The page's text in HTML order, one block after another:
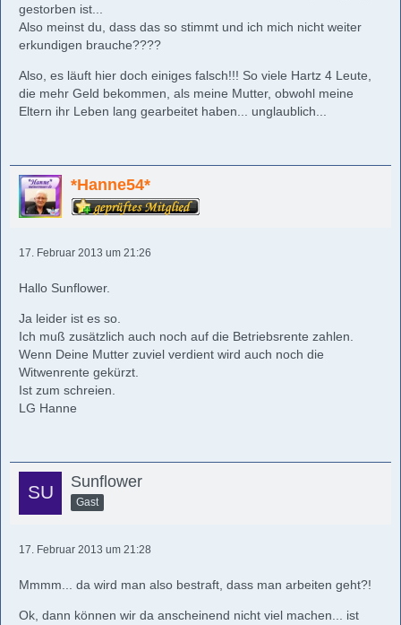
gestorben ist...
Also meinst du, dass das so stimmt und ich mich nicht weiter
erkundigen brauche????
Also, es läuft hier doch einiges falsch!!! So viele Hartz 4 Leute,
die mehr Geld bekommen, als meine Mutter, obwohl meine
Eltern ihr Leben lang gearbeitet haben... unglaublich...
*Hanne54*
17. Februar 2013 um 21:26
Hallo Sunflower.
Ja leider ist es so.
Ich muß zusätzlich auch noch auf die Betriebsrente zahlen.
Wenn Deine Mutter zuviel verdient wird auch noch die
Witwenrente gekürzt.
Ist zum schreien.
LG Hanne
Sunflower
Gast
17. Februar 2013 um 21:28
Mmmm... da wird man also bestraft, dass man arbeiten geht?!
Ok, dann können wir da anscheinend nicht viel machen... ist